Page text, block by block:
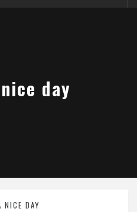
day
NICE DAY